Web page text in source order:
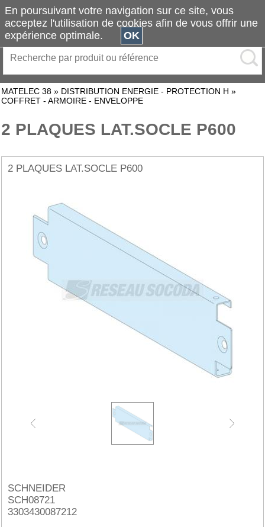
MATELEC 38 » DISTRIBUTION ENERGIE - PROTECTION H »
COFFRET - ARMOIRE - ENVELOPPE
2 PLAQUES LAT.SOCLE P600
2 PLAQUES LAT.SOCLE P600
SCHNEIDER
SCH08721
3303430087212
En poursuivant votre navigation sur ce site, vous
acceptez l'utilisation de cookies afin de vous offrir une
expérience optimale.
OK